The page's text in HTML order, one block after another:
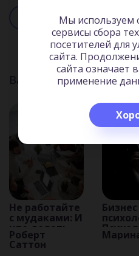
Читать
Вас может
Не работайте
с мудаками: И
что делать,
если они
вокруг вас
Роберт
Саттон
Бизнес
Мы используем
сервисы сбора
посетителей для
сайта.
сайта означает
применение